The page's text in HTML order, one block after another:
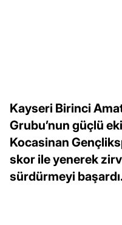
Kayseri Birinci
Grubu’nun güçlü
Kocasinan
skor ile yenerek
sürdürmeyi